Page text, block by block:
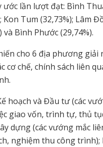
lần lượt đạt: Bình
Kon Tum (32,73%); Lâm
và Bình Phước (29,74%).
cho 6 địa phương giải
cơ chế, chính sách liên
hoạch và Đầu tư (các
giao vốn, trình tự, thủ
dựng (các vướng mắc
nghiệm thu công trình);